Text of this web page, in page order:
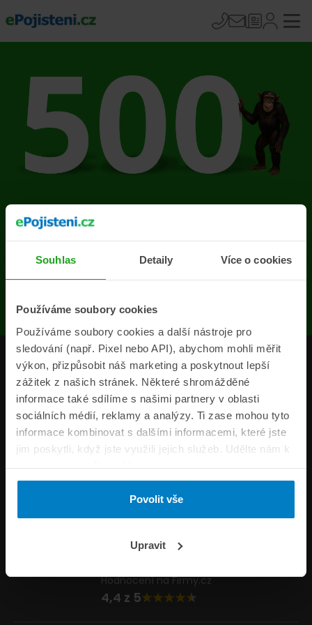
Souhlas Detaily Více o cookies
Používáme soubory cookies
Používáme soubory cookies a další nástroje pro
sledování (např. Pixel nebo API), abychom mohli měřit
výkon, přizpůsobit náš marketing a poskytnout lepší
zážitek z našich stránek. Některé shromážděné
informace také sdílíme s našimi partnery v oblasti
sociálních médií, reklamy a analýzy. Ti zase mohou tyto
informace kombinovat s dalšími informacemi, které jste
jim poskytli, když jste využili jejich služeb. Udělte nám k
tomu prosím svůj souhlas.
Povolit vše
Upravit
Na stránce se vyskytla
chyba
Produkty
Pojišťovny
Informace
ePojisteni.cz
Formuláře
Napište nám
Hodnocení na Firmy.cz
4,4 z 5